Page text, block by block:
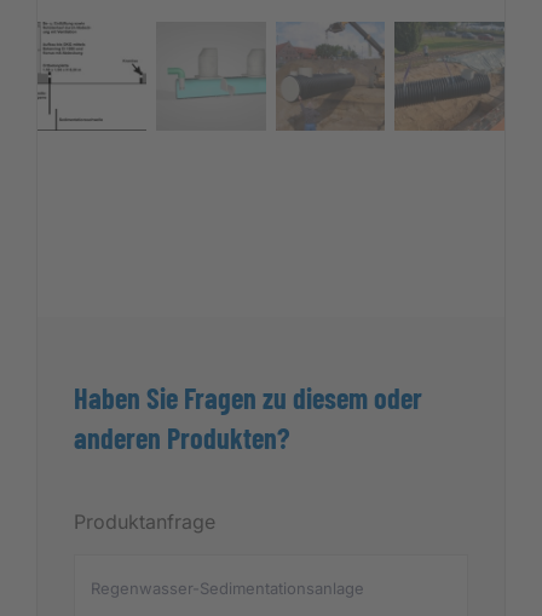
Haben Sie Fragen zu diesem oder
anderen Produkten?
Produktanfrage